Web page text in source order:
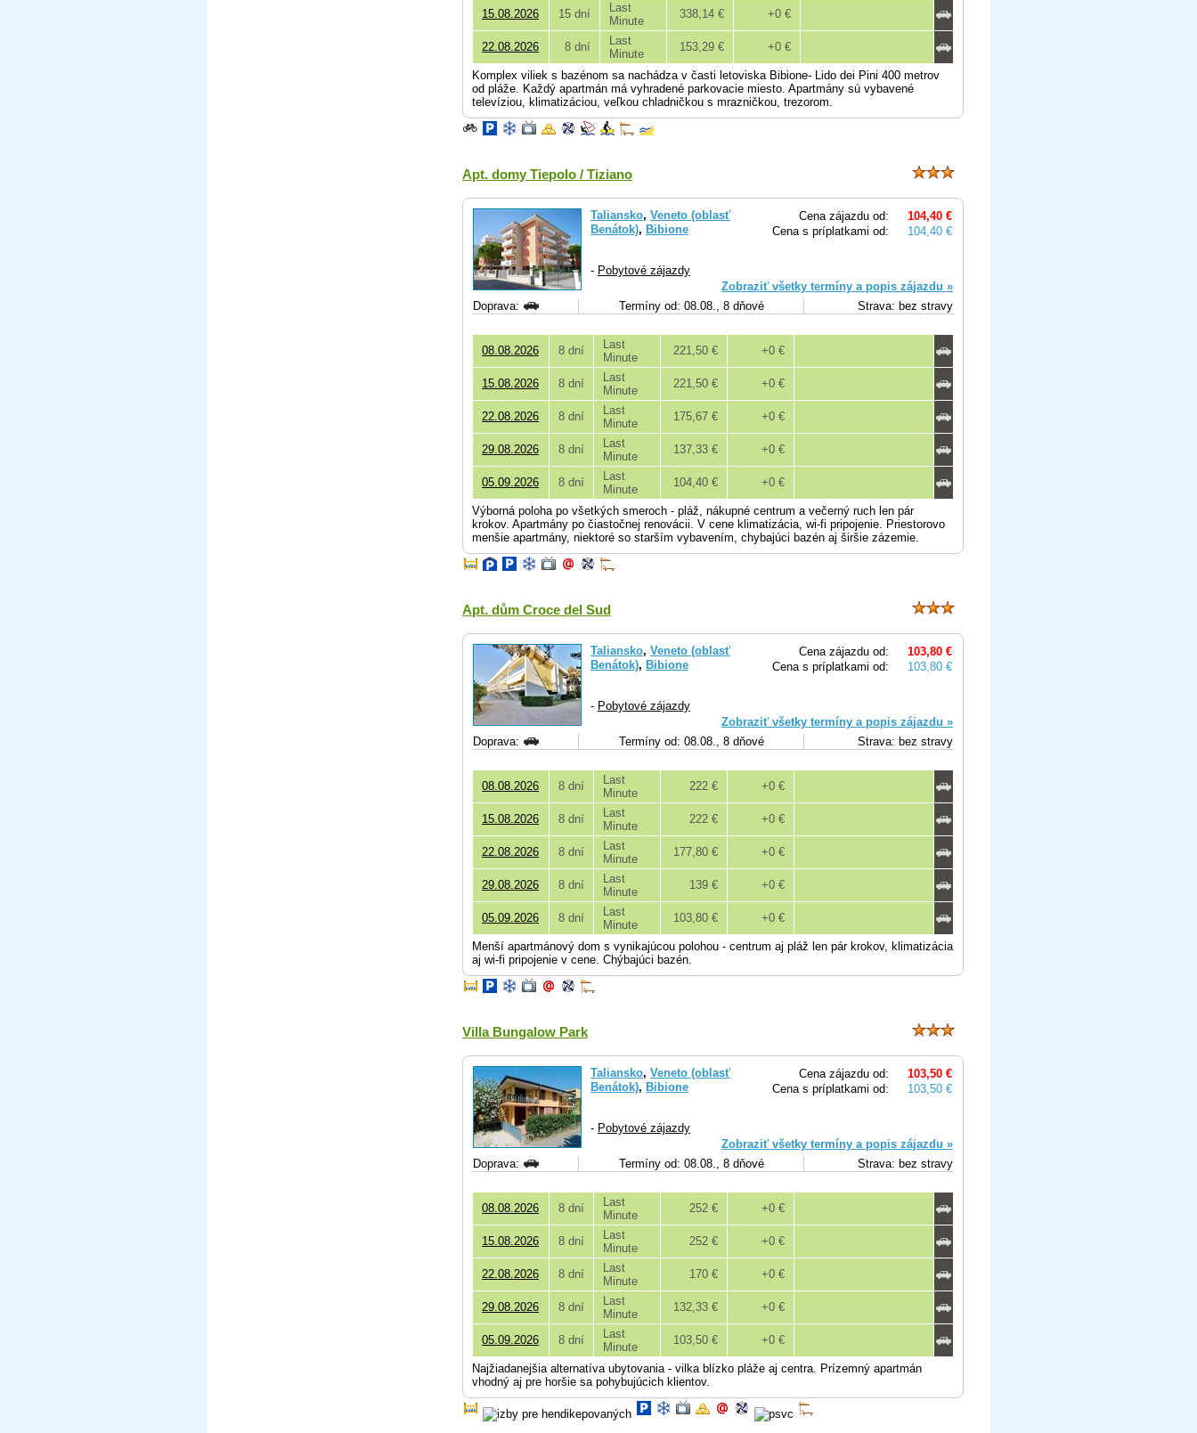
15.08.2026 15 dní
Last
Minute
338,14 € +0 €
22.08.2026 8 dní
Last
Minute
153,29 € +0 €
Komplex viliek s bazénom sa nachádza v časti letoviska Bibione- Lido dei Pini 400 metrov
od pláže. Každý apartmán má vyhradené parkovacie miesto. Apartmány sú vybavené
televíziou, klimatizáciou, veľkou chladničkou s mrazničkou, trezorom.
Apt. domy Tiepolo / Tiziano
Cena zájazdu od:
104,40 €
Cena s príplatkami od:
104,40 €
Taliansko, Veneto (oblasť
Benátok), Bibione
- Pobytové zájazdy
Zobraziť všetky termíny a popis zájazdu »
Doprava:
Termíny od: 08.08., 8 dňové Strava: bez stravy
08.08.2026 8 dní
Last
Minute
221,50 € +0 €
15.08.2026 8 dní
Last
Minute
221,50 € +0 €
22.08.2026 8 dní
Last
Minute
175,67 € +0 €
29.08.2026 8 dní
Last
Minute
137,33 € +0 €
05.09.2026 8 dní
Last
Minute
104,40 € +0 €
Výborná poloha po všetkých smeroch - pláž, nákupné centrum a večerný ruch len pár
krokov. Apartmány po čiastočnej renovácii. V cene klimatizácia, wi-fi pripojenie. Priestorovo
menšie apartmány, niektoré so starším vybavením, chybajúci bazén aj širšie zázemie.
Apt. dům Croce del Sud
Cena zájazdu od:
103,80 €
Cena s príplatkami od:
103,80 €
Taliansko, Veneto (oblasť
Benátok), Bibione
- Pobytové zájazdy
Zobraziť všetky termíny a popis zájazdu »
Doprava:
Termíny od: 08.08., 8 dňové Strava: bez stravy
08.08.2026 8 dní
Last
Minute
222 € +0 €
15.08.2026 8 dní
Last
Minute
222 € +0 €
22.08.2026 8 dní
Last
Minute
177,80 € +0 €
29.08.2026 8 dní
Last
Minute
139 € +0 €
05.09.2026 8 dní
Last
Minute
103,80 € +0 €
Menší apartmánový dom s vynikajúcou polohou - centrum aj pláž len pár krokov, klimatizácia
aj wi-fi pripojenie v cene. Chýbajúci bazén.
Villa Bungalow Park
Cena zájazdu od:
103,50 €
Cena s príplatkami od:
103,50 €
Taliansko, Veneto (oblasť
Benátok), Bibione
- Pobytové zájazdy
Zobraziť všetky termíny a popis zájazdu »
Doprava:
Termíny od: 08.08., 8 dňové Strava: bez stravy
08.08.2026 8 dní
Last
Minute
252 € +0 €
15.08.2026 8 dní
Last
Minute
252 € +0 €
22.08.2026 8 dní
Last
Minute
170 € +0 €
29.08.2026 8 dní
Last
Minute
132,33 € +0 €
05.09.2026 8 dní
Last
Minute
103,50 € +0 €
Najžiadanejšia alternatíva ubytovania - vilka blízko pláže aj centra. Prízemný apartmán
vhodný aj pre horšie sa pohybujúcich klientov.